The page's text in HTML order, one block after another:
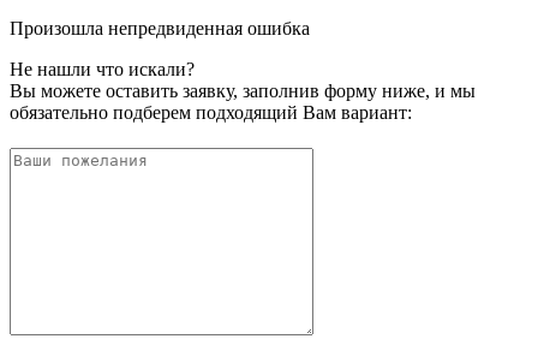
Произошла непредвиденная ошибка
Не нашли что искали?
Вы можете оставить заявку, заполнив форму ниже, и мы
обязательно подберем подходящий Вам вариант: